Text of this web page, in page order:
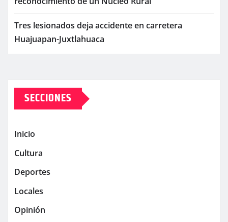
Tres lesionados deja accidente en carretera
Huajuapan-Juxtlahuaca
SECCIONES
Inicio
Cultura
Deportes
Locales
Opinión